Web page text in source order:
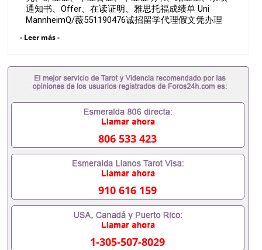
通知书、Offer、在读证明、雅思托福成绩单 Uni
MannheimQ/薇551190476诚招留学代理假文凭办理
学归国证明办理留信网认证办理留服认证办理学历认
文凭办理澳洲文凭办理英国文凭办理加拿大文凭办理
德国文凭 一、快速办理材料： 1、毕业证+成绩单+留
学回国人员证明+教育部认证,录取通知书，雅思。
份完美交代）； 2、雅思、托福，OFFER，在读证
明，学生卡等留学相关材料（申请学校、转学，甚至
以安排办理，毕业证成绩单，学校，专业，学位，毕
业时间都可以根据客户要求安排。 国内找工作假的毕
业证可以用吗551190476假的毕业证成绩单可以办学
历认证吗551190476要定居国外需要办理什么材料
551190476入职事业单位/国企假的毕业证会查吗
551190476入职国企/事业单位需要些什么材料
551190476办理假毕业证在国内能用吗, 挂科拿不到毕
业证怎么办, 毕业证丢了怎么办, 没有正常毕业怎么办
理毕业证,没毕业可以办学历认证吗,您是否因为中途
辍学、挂科而没有正常毕业551190476您是否因为递
- Leer más -
806 533 423
910 616 159
1-305-507-8029